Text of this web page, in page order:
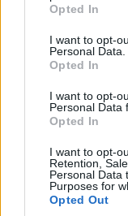
use your data for
consent section.
Opted In
I want to opt-
Personal Data.
Opted In
I want to opt-
Personal Data
Opted In
I want to opt-
Retention,
Personal Data
Purposes for
Opted Out
Magyarország
tételekkel,
buborékos
felfedezések
A